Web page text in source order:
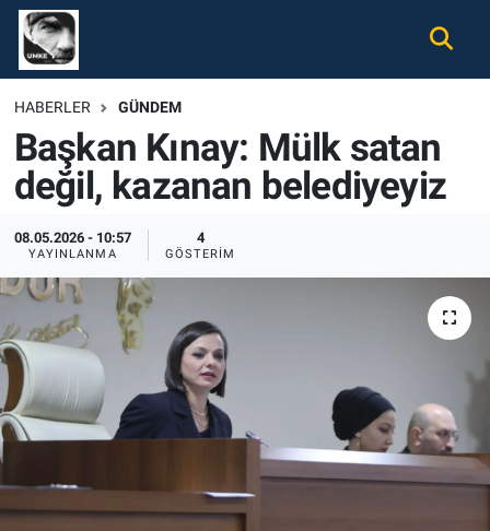
HABERLER GÜNDEM
Başkan Kınay: Mülk satan
değil, kazanan belediyeyiz
08.05.2026 - 10:57
YAYINLANMA
4
GÖSTERIM
Gündem
Ekonomi
Spor
Magazin
Tüm Haberler
İletişim
Künye
Nöbetçi Eczaneler
Hava Durumu
Namaz Vakitleri
Trafik Durumu
Süper Lig Puan Durumu ve Fikstür
Tüm Manşetler
Son Dakika Haberleri